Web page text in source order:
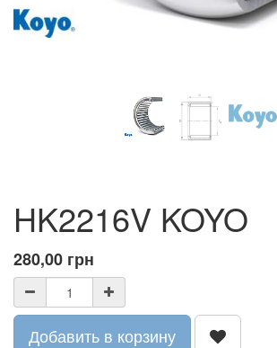
HK2216V KOYO
280,00 грн
Добавить в корзину